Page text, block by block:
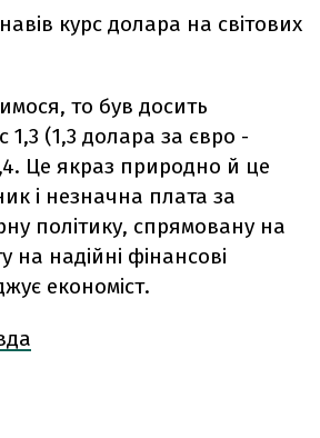
курс долара на світових
то був досить
1,3 (1,3 долара за євро -
Це якраз природно й це
і незначна плата за
політику, спрямовану на
на надійні фінансові
економіст.